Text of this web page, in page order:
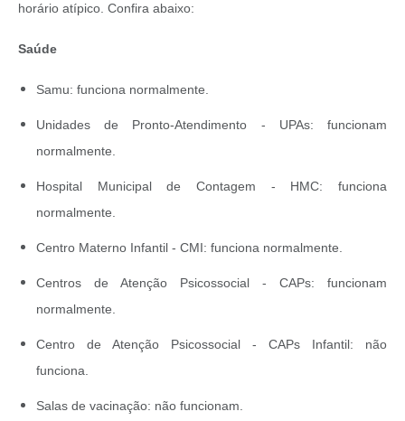
horário atípico. Confira abaixo:
Saúde
Samu: funciona normalmente.
Unidades de Pronto-Atendimento - UPAs: funcionam
normalmente.
Hospital Municipal de Contagem - HMC: funciona
normalmente.
Centro Materno Infantil - CMI: funciona normalmente.
Centros de Atenção Psicossocial - CAPs: funcionam
normalmente.
Centro de Atenção Psicossocial - CAPs Infantil: não
funciona.
Salas de vacinação: não funcionam.